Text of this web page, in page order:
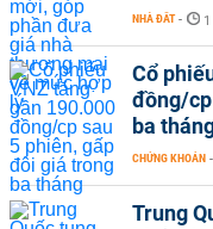
NHÀ ĐẤT -
Cổ
đồng/
ba
CHỨNG KHOÁN -
Trung